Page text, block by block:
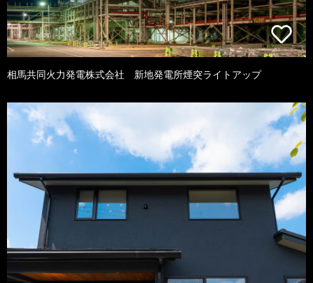
相馬共同火力発電株式会社 新地発電所煙突ライトアップ